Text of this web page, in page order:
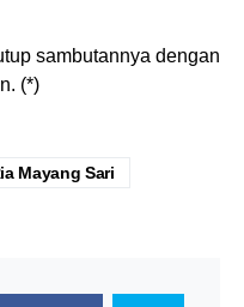
sambutannya dengan
(*)
Mayang Sari